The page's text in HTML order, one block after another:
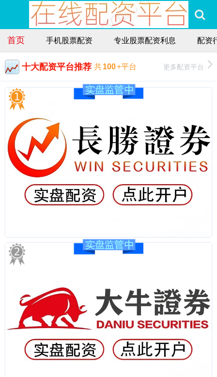
首页 手机股票配资 专业股票配资利息 配资
十大配资平台推荐 共100+平台 更多配资平台